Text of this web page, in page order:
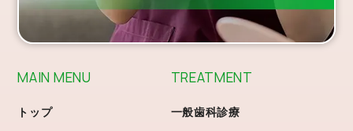
MAIN MENU
トップ
TREATMENT
一般歯科診療